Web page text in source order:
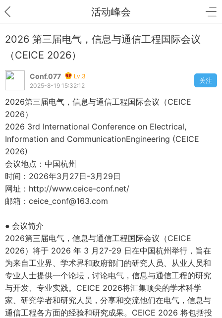
活动峰会
2026 第三届电气，信息与通信工程国际会议
（CEICE 2026）
Conf.077
Lv.3
2025-8-19 15:32:12
关注
2026第三届电气，信息与通信工程国际会议（CEICE
2026）
2026 3rd International Conference on Electrical,
Information and CommunicationEngineering (CEICE
2026)
会议地点：中国杭州
时间： 2026年3月 27日-3月 29日
网址：http://www.ceice-conf.net/
邮箱：ceice_conf@163.com
● 会议简介
2026第三届电气，信息与通信工程国际会议（CEICE
2026）将于 2026 年 3 月 27-29 日在中国杭州举行，旨在
为来自工业界、学术界和政府部门的研究人员、从业人员和
专业人士提供一个论坛，讨论电气，信息与通信工程的研究
与开发、专业实践。 CEICE 2026将汇集顶尖的学术科学
家、研究学者和研究人员，分享和交流他们在电气，信息与
通信工程各方面的经验和研究成果。 CEICE 2026 将包括投